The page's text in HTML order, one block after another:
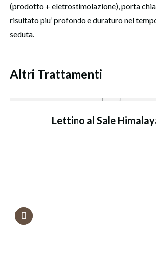
(prodotto + eletrostimolazione), porta
risultato piu’ profondo e duraturo nel
seduta.
Altri Trattamenti
Lettino al Sale